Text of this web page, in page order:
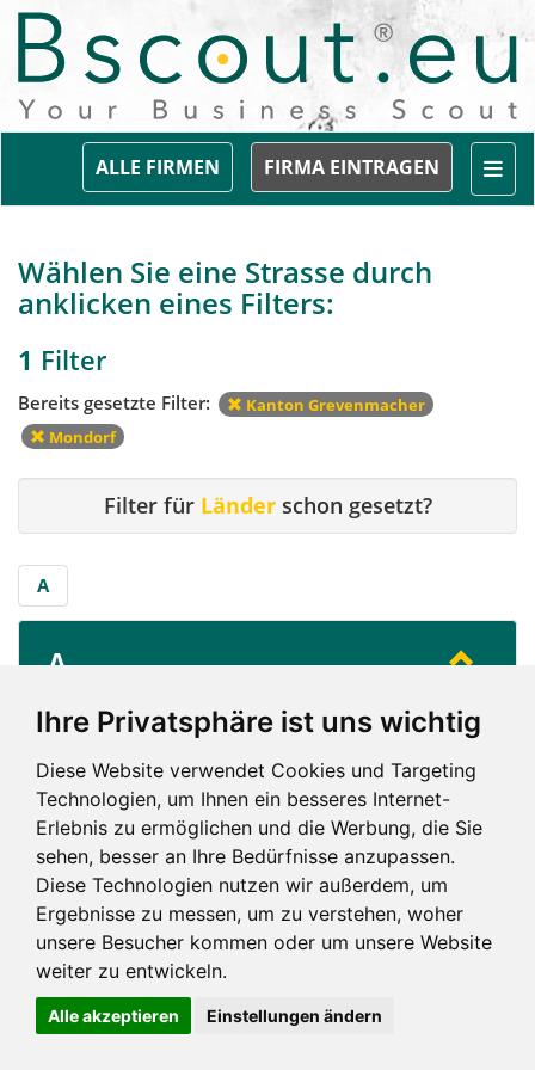
Ihre Privatsphäre ist uns wichtig
Diese Website verwendet Cookies und Targeting
Technologien, um Ihnen ein besseres Internet-
Erlebnis zu ermöglichen und die Werbung, die Sie
sehen, besser an Ihre Bedürfnisse anzupassen.
Diese Technologien nutzen wir außerdem, um
Ergebnisse zu messen, um zu verstehen, woher
unsere Besucher kommen oder um unsere Website
weiter zu entwickeln.
Alle akzeptieren Einstellungen ändern
FIRMA EINTRAGEN
ALLE FIRMEN
Wählen Sie eine Strasse durch
anklicken eines Filters:
1 Filter
Bereits gesetzte Filter:
Kanton Grevenmacher
Mondorf
Filter für Länderschon gesetzt?
A
A...
A
Impressum und mehr